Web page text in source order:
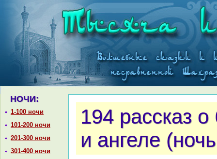
НОЧИ:
1-100 ночи
101-200 ночи
201-300 ночи
301-400 ночи
194 paссказ
и ангеле